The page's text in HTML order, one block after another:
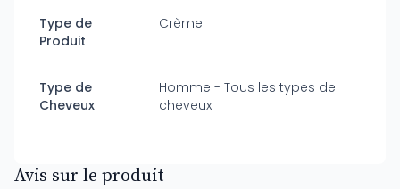
Type de
Produit
Crème
Type de
Cheveux
Homme - Tous les types de
cheveux
Avis sur le produit